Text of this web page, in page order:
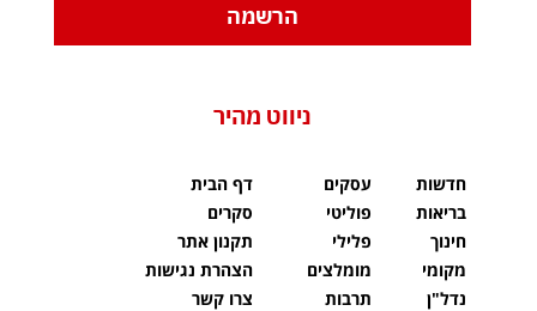
הרשמה
ניווט מהיר
חדשות
בריאות
חינוך
מקומי
נדל"ן
עסקים
פוליטי
פלילי
מומלצים
תרבות
דף הבית
סקרים
תקנון אתר
הצהרת נגישות
צרו קשר